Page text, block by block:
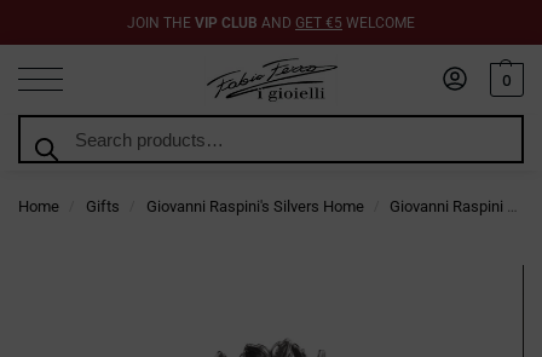
JOIN THE VIP CLUB AND GET €5 WELCOME
0
Home Gifts Giovanni Raspini's Silvers Home Giovanni Raspini Home Fragrances